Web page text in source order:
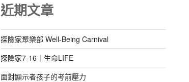
近期文章
探險家聚樂部 Well-Being Carnival
探險家7-16｜生命LIFE
面對顯示者孩子的考前壓力